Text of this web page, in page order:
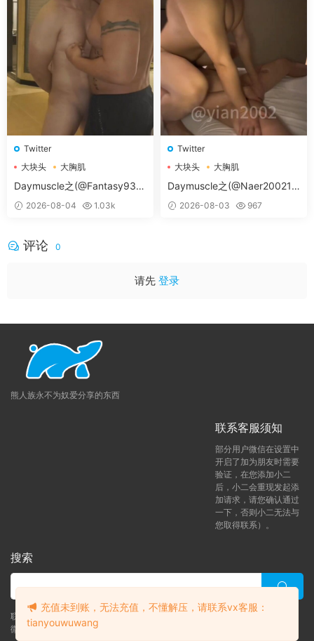
Twitter
大块头
大胸肌
大胸肌肉男
Daymuscle之(@Fantasy938
15579-@孔控Kong）
2026-08-04 1.03k
Twitter
大块头
大胸肌
大胸肌肉男
Daymuscle之(@Naer20021-
@纳尔）
2026-08-03 967
评论 0
请先 登录
熊人族永不为奴爱分享的东西
联系客服须知
部分用户微信在设置中
开启了加为朋友时需要
验证，在您添加小二
后，小二会重现发起添
加请求，请您确认通过
一下，否则小二无法与
您取得联系）。
搜索
联系客服 (添加后告诉客服-来自熊人族咨询问题)
微信客服（tianyouwuwang）
充值未到账，无法充值，不懂解压，请联系vx客服：
tianyouwuwang